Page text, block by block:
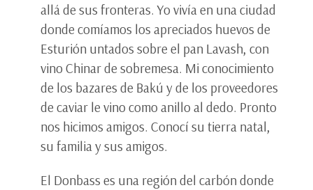
allá de sus fronteras. Yo vivía en una ciudad
donde comíamos los apreciados huevos de
Esturión untados sobre el pan Lavash, con
vino Chinar de sobremesa. Mi conocimiento
de los bazares de Bakú y de los proveedores
de caviar le vino como anillo al dedo. Pronto
nos hicimos amigos. Conocí su tierra natal,
su familia y sus amigos.
El Donbass es una región del carbón donde